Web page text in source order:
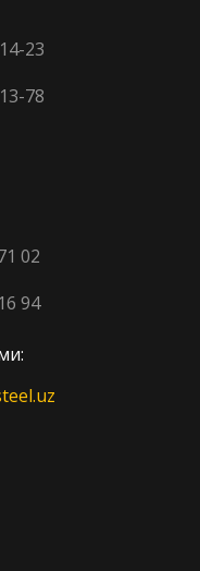
23
78
02
94